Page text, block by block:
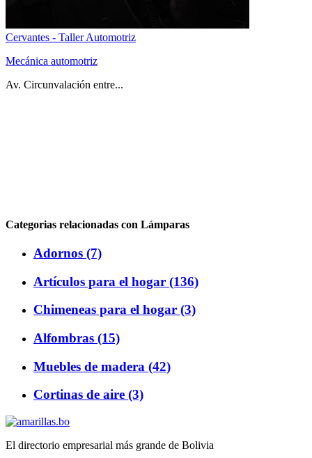
Cervantes - Taller Automotriz
Mecánica automotriz
Av. Circunvalación entre...
Categorias relacionadas con Lámparas
Adornos (7)
Artículos para el hogar (136)
Chimeneas para el hogar (3)
Alfombras (15)
Muebles de madera (42)
Cortinas de aire (3)
El directorio empresarial más grande de Bolivia